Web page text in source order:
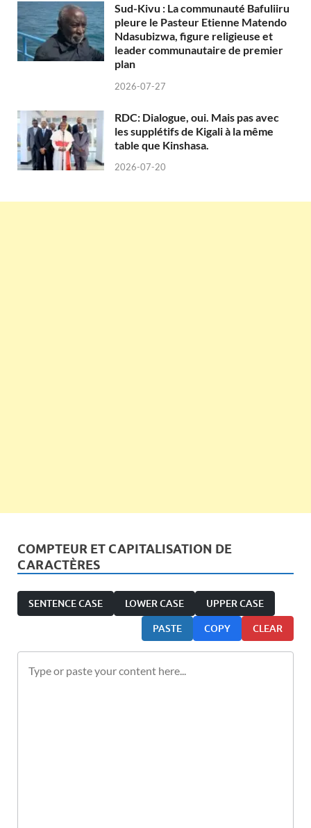
Sud-Kivu : La communauté Bafuliiru
pleure le Pasteur Etienne Matendo
Ndasubizwa, figure religieuse et
leader communautaire de premier
plan
2026-07-27
RDC: Dialogue, oui. Mais pas avec
les supplétifs de Kigali à la même
table que Kinshasa.
2026-07-20
COMPTEUR ET CAPITALISATION DE
CARACTÈRES
SENTENCE CASE LOWER CASE UPPER CASE
PASTE COPY CLEAR